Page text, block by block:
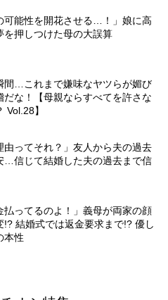
可能性を開花させる…！」娘に高
を押しつけた母の大誤算
間…これまで嫌味なヤツらが媚び
だな！【母親ならすべてを許さな
Vol.28】
由ってそれ？」友人から夫の過去
…信じて結婚した夫の過去まで信
払ってるのよ！」義母が両家の顔
!? 結婚式では返金要求まで!? 優し
本性